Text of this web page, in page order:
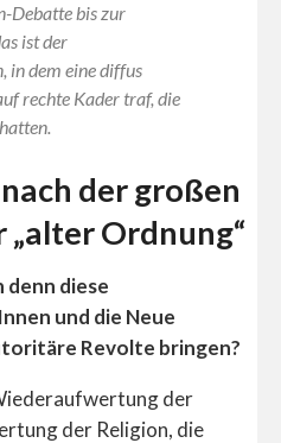
Debatte bis zur
ist der
in dem eine diffus
rechte Kader traf, die
der großen
Ordnung“
diese
und die Neue
Revolte bringen?
der
der Religion, die